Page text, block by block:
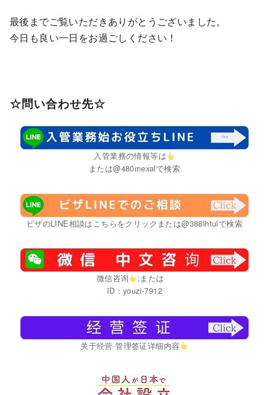
最後までご覧いただきありがとうございました。
今日も良い一日をお過ごしください！
☆問い合わせ先☆
入管業務の情報等は
または@480mexalで検索
ビザのLINE相談はこちらをクリックまたは@388lhtulで検索
微信咨询
;または
ID：youzi-7912
关于经营·管理签证详细内容